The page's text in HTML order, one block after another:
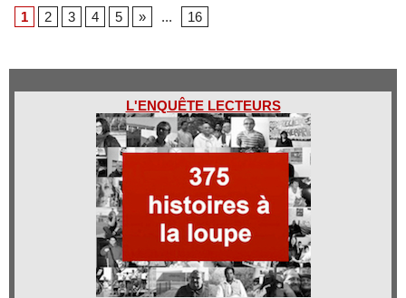
1
2 3 4 5 » ... 16
L'ENQUÊTE LECTEURS